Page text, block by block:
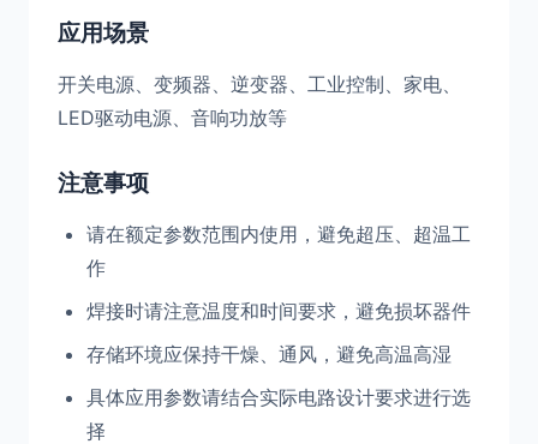
应用场景
开关电源、变频器、逆变器、工业控制、家电、
LED驱动电源、音响功放等
注意事项
请在额定参数范围内使用，避免超压、超温工
作
焊接时请注意温度和时间要求，避免损坏器件
存储环境应保持干燥、通风，避免高温高湿
具体应用参数请结合实际电路设计要求进行选
择